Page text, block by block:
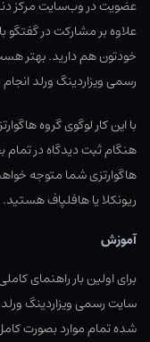
عضویت در وب‌سایت مرکز
علاوه بر مشارکت در گفتگو
خودتون هم دارید. بهتر
رسمی ویزاردینگ ورلد
با این کار لوگوی گروه
هنگام ثبت دیدگاه در تمام
هاگوارتزی شما متوجه
ریونکلا یا هافلپاف هستید.
آموزش
برای اولین بار راهنمای
سایت رسمی ویزاردینگ
شده تمام موارد بصورت